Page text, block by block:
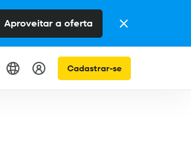
Aproveitar a oferta
Cadastrar-se